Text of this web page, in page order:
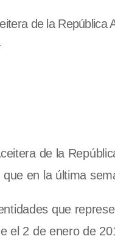
de la
de la
en la última
que
el 2 de enero de